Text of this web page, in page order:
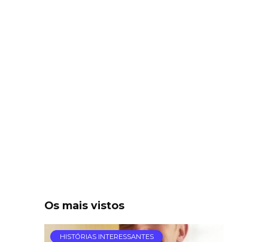
Os mais vistos
HISTÓRIAS INTERESSANTES